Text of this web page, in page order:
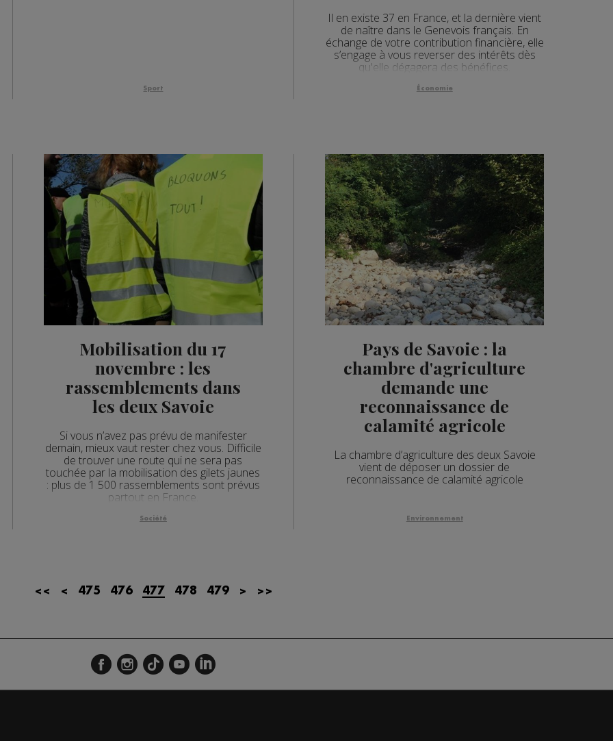
Sport
Il en existe 37 en France, et la dernière vient
de naître dans le Genevois français. En
échange de votre contribution financière, elle
s’engage à vous reverser des intérêts dès
qu'elle dégagera des bénéfices.
Économie
Mobilisation du 17
novembre : les
rassemblements dans
les deux Savoie
Si vous n’avez pas prévu de manifester
demain, mieux vaut rester chez vous. Difficile
de trouver une route qui ne sera pas
touchée par la mobilisation des gilets jaunes
: plus de 1 500 rassemblements sont prévus
partout en France.
Société
Pays de Savoie : la
chambre d'agriculture
demande une
reconnaissance de
calamité agricole
La chambre d’agriculture des deux Savoie
vient de déposer un dossier de
reconnaissance de calamité agricole
Environnement
<< < 475 476 477 478 479 > >>